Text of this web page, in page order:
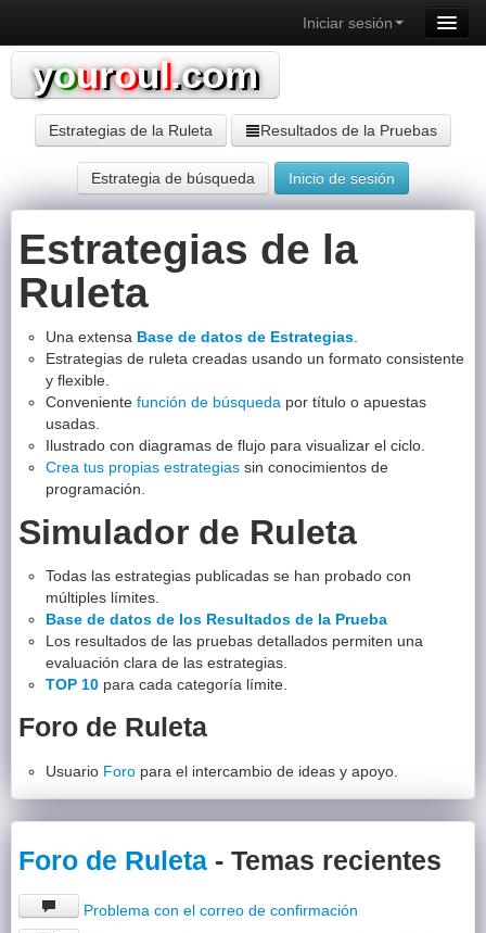
Iniciar sesión
youroul.com
Estrategias de la Ruleta Resultados de la Pruebas
Estrategia de búsqueda Inicio de sesión
Estrategias de la
Ruleta
Una extensa Base de datos de Estrategias.
Estrategias de ruleta creadas usando un formato consistente
y flexible.
Conveniente función de búsqueda por título o apuestas
usadas.
Ilustrado con diagramas de flujo para visualizar el ciclo.
Crea tus propias estrategiassin conocimientos de
programación.
Simulador de Ruleta
Todas las estrategias publicadas se han probado con
múltiples límites.
Base de datos de los Resultados de la Prueba
Los resultados de las pruebas detallados permiten una
evaluación clara de las estrategias.
TOP 10para cada categoría límite.
Foro de Ruleta
Usuario Foropara el intercambio de ideas y apoyo.
Foro de Ruleta- Temas recientes
Problema con el correo de confirmación